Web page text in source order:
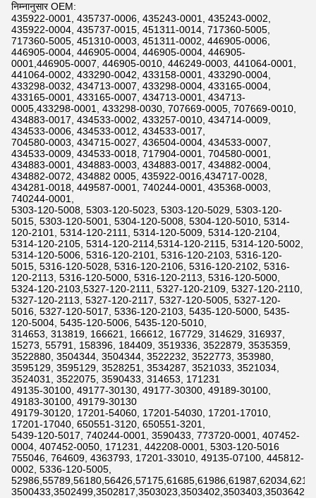
निम्नानुसार OEM:
435922-0001, 435737-0006, 435243-0001, 435243-0002,
435922-0004, 435737-0015, 451311-0014, 717360-5005,
717360-5005, 451310-0003, 451311-0002, 446905-0006,
446905-0004, 446905-0004, 446905-0004, 446905-
0001,446905-0007, 446905-0010, 446249-0003, 441064-0001,
441064-0002, 433290-0042, 433158-0001, 433290-0004,
433298-0032, 434713-0007, 433298-0004, 433165-0004,
433165-0001, 433165-0007, 434713-0001, 434713-
0005,433298-0001, 433298-0030, 707669-0005, 707669-0010,
434883-0017, 434533-0002, 433257-0010, 434714-0009,
434533-0006, 434533-0012, 434533-0017,
704580-0003, 434715-0027, 436504-0004, 434533-0007,
434533-0009, 434533-0018, 717904-0001, 704580-0001,
434883-0001, 434883-0003, 434883-0017, 434882-0004,
434882-0072, 434882 0005, 435922-0016,434717-0028,
434281-0018, 449587-0001, 740244-0001, 435368-0003,
740244-0001,
5303-120-5008, 5303-120-5023, 5303-120-5029, 5303-120-
5015, 5303-120-5001, 5304-120-5008, 5304-120-5010, 5314-
120-2101, 5314-120-2111, 5314-120-5009, 5314-120-2104,
5314-120-2105, 5314-120-2114,5314-120-2115, 5314-120-5002,
5314-120-5006, 5316-120-2101, 5316-120-2103, 5316-120-
5015, 5316-120-5028, 5316-120-2106, 5316-120-2102, 5316-
120-2113, 5316-120-5000, 5316-120-2113, 5316-120-5000,
5324-120-2103,5327-120-2111, 5327-120-2109, 5327-120-2110,
5327-120-2113, 5327-120-2117, 5327-120-5005, 5327-120-
5016, 5327-120-5017, 5336-120-2103, 5435-120-5000, 5435-
120-5004, 5435-120-5006, 5435-120-5010,
314653, 313819, 166621, 166612, 167729, 314629, 316937,
15273, 55791, 158396, 184409, 3519336, 3522879, 3535359,
3522880, 3504344, 3504344, 3522232, 3522773, 353980,
3595129, 3595129, 3528251, 3534287, 3521033, 3521034,
3524031, 3522075, 3590433, 314653, 171231
49135-30100, 49177-30130, 49177-30300, 49189-30100,
49183-30100, 49179-30130
49179-30120, 17201-54060, 17201-54030, 17201-17010,
17201-17040, 650551-3120, 650551-3201,
5439-120-5017, 740244-0001, 3590433, 773720-0001, 407452-
0004, 407452-0050, 171231, 442208-0001, 5303-120-5016
755046, 764609, 4363793, 17201-33010, 49135-07100, 445812-
0002, 5336-120-5005,